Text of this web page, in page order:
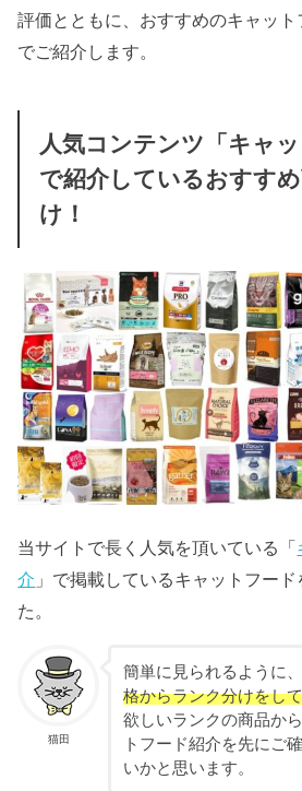
評価とともに、おすすめのキャッ
でご紹介します。
人気コンテンツ「キャッ
で紹介しているおすす
け！
当サイトで長く人気を頂いている「
介 」で掲載しているキャットフー
た。
猫田
簡単に見られるように、
格からランク分けをし
欲しいランクの商品か
トフード紹介を先にご
いかと思います。